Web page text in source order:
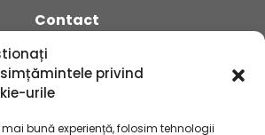
privind
urile
bună experiență, folosim tehnologii
Contact
Tel:+40 374 912 123
office.ro@innvigo.com